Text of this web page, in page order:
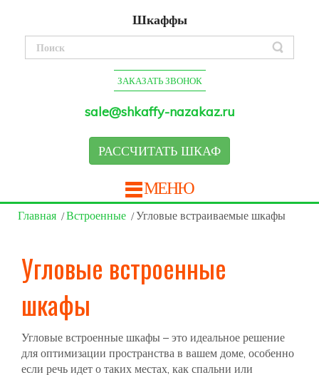
Шкаффы
ЗАКАЗАТЬ ЗВОНОК
sale@shkaffy-nazakaz.ru
РАССЧИТАТЬ ШКАФ
МЕНЮ
Главная Встроенные Угловые встраиваемые шкафы
Угловые встроенные
шкафы
Угловые встроенные шкафы – это идеальное решение
для оптимизации пространства в вашем доме, особенно
если речь идет о таких местах, как спальни или